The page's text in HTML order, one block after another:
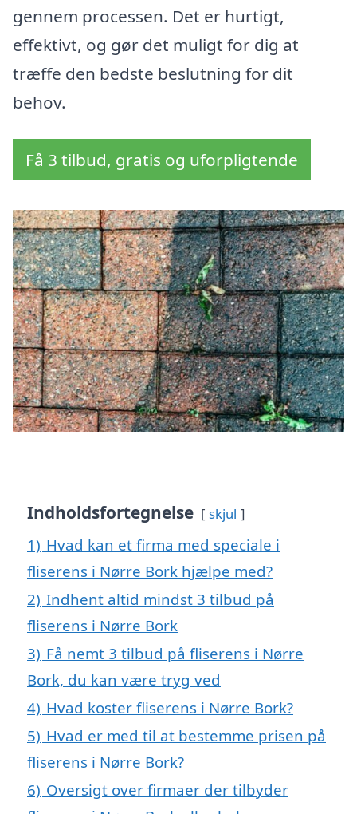
gennem processen. Det er hurtigt,
effektivt, og gør det muligt for dig at
træffe den bedste beslutning for dit
behov.
Få 3 tilbud, gratis og uforpligtende
Indholdsfortegnelse skjul
1) Hvad kan et firma med speciale i
fliserens i Nørre Bork hjælpe med?
2) Indhent altid mindst 3 tilbud på
fliserens i Nørre Bork
3) Få nemt 3 tilbud på fliserens i Nørre
Bork, du kan være tryg ved
4) Hvad koster fliserens i Nørre Bork?
5) Hvad er med til at bestemme prisen på
fliserens i Nørre Bork?
6) Oversigt over firmaer der tilbyder